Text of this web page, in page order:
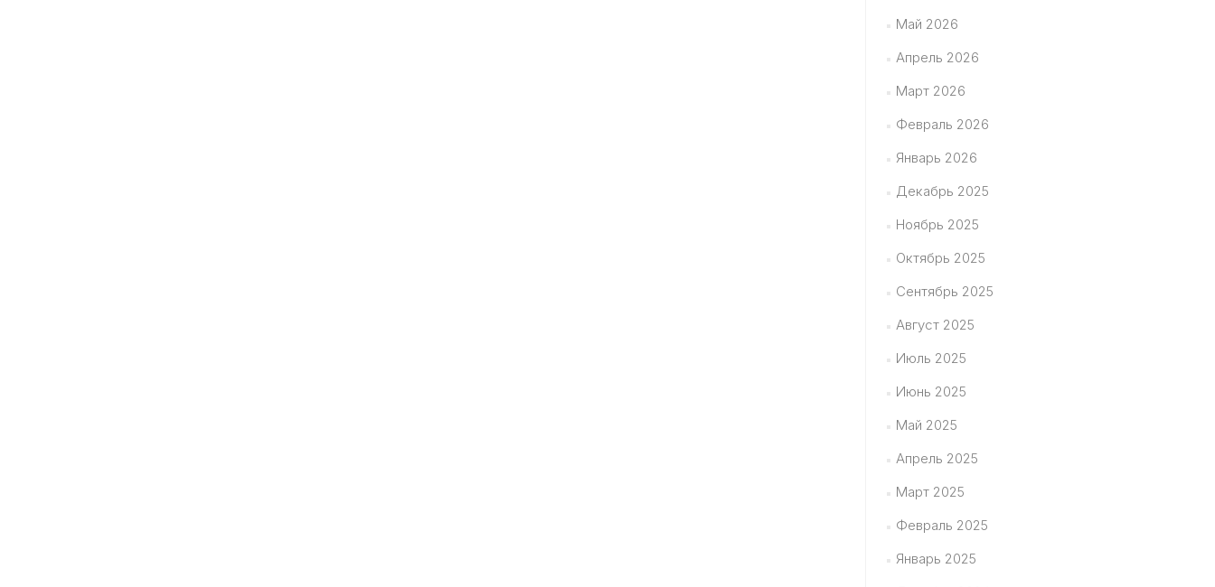
Май 2026
Апрель 2026
Март 2026
Февраль 2026
Январь 2026
Декабрь 2025
Ноябрь 2025
Октябрь 2025
Сентябрь 2025
Август 2025
Июль 2025
Июнь 2025
Май 2025
Апрель 2025
Март 2025
Февраль 2025
Январь 2025